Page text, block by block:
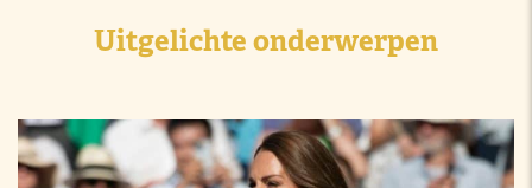
Uitgelichte onderwerpen